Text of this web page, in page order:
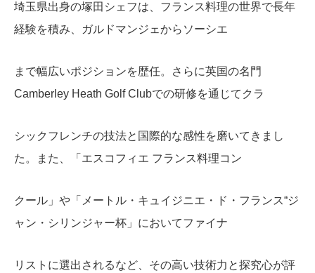
埼玉県出身の塚田シェフは、フランス料理の世界で長年
経験を積み、ガルドマンジェからソーシエ
まで幅広いポジションを歴任。さらに英国の名門
Camberley Heath Golf Clubでの研修を通じてクラ
シックフレンチの技法と国際的な感性を磨いてきまし
た。また、「エスコフィエ フランス料理コン
クール」や「メートル・キュイジニエ・ド・フランス“ジ
ャン・シリンジャー杯」においてファイナ
リストに選出されるなど、その高い技術力と探究心が評